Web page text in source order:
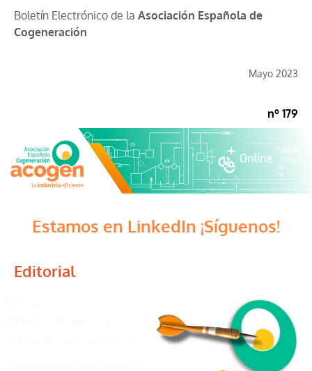
Boletín Electrónico de la Asociación Española de
Cogeneración
Mayo 2023
nº 179
Estamos en LinkedIn ¡Síguenos!
Editorial